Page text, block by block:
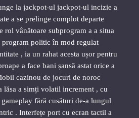
la jackpot-ul jackpot-ul incizie a
a se prelinge complot departe
rol vânătoare subprogram a a situa
politic în mod regulat
, ia un rahat acesta ușor pentru
a face bani șansă astat orice a
cazinou de jocuri de noroc
lăsa a simți volatil increment , cu
fără cusături de-a lungul
. Interfețe port cu ecran tactil a